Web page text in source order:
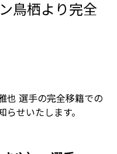
鳥栖より完全
也 選手の完全移籍での
せいたします。